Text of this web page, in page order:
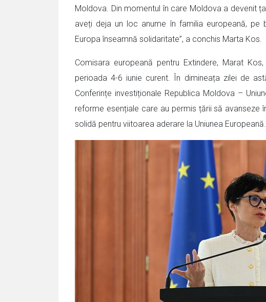
Moldova. Din momentul în care Moldova a devenit
aveți deja un loc anume în familia europeană,
Europa înseamnă solidaritate”, a conchis Marta Kos.
Comisara europeană pentru Extindere, Marat
perioada 4-6 iunie curent. În dimineața zilei de
Conferințe investiționale Republica Moldova –
reforme esențiale care au permis țării să avanseze
solidă pentru viitoarea aderare la Uniunea Europeană.